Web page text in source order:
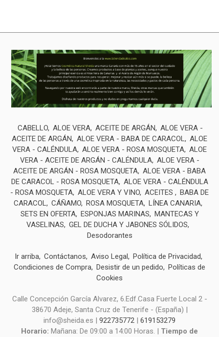
CABELLO ALOE VERA ACEITE DE ARGÁN
ALOE VERA -
ACEITE DE ARGÁN
ALOE VERA - BABA DE CARACOL ALOE
VERA - CALÉNDULA ALOE VERA - ROSA MOSQUETA ALOE
VERA - ACEITE DE ARGÁN - CALÉNDULA ALOE VERA -
ACEITE DE ARGÁN - ROSA MOSQUETA ALOE VERA - BABA
DE CARACOL - ROSA MOSQUETA ALOE VERA - CALÉNDULA
- ROSA MOSQUETA ALOE VERA Y VINO ACEITES
BABA DE
CARACOL CÁÑAMO ROSA MOSQUETA LÍNEA CANARIA
SETS EN OFERTA ESPONJAS MARINAS
MANTECAS Y
VASELINAS
GEL DE DUCHA Y JABONES SÓLIDOS
Desodorantes
Ir arriba Contáctanos Aviso Legal
Política de Privacidad
Condiciones de Compra Desistir de un pedido
Políticas de
Cookies
Calle Concepción García Alvarez, 6.Edf.Casa Fuerte Local 2 -
38670 Adeje, Santa Cruz de Tenerife - (España) |
info@sheida.es | 922735772 | 619153279
Horario: Mañana: De 09:00 a 14:00 Horas. | Tiempo de